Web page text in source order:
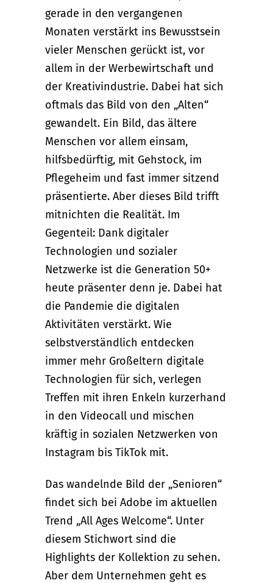
gerade in den vergangenen
Monaten verstärkt ins Bewusstsein
vieler Menschen gerückt ist, vor
allem in der Werbewirtschaft und
der Kreativindustrie. Dabei hat sich
oftmals das Bild von den „Alten“
gewandelt. Ein Bild, das ältere
Menschen vor allem einsam,
hilfsbedürftig, mit Gehstock, im
Pflegeheim und fast immer sitzend
präsentierte. Aber dieses Bild trifft
mitnichten die Realität. Im
Gegenteil: Dank digitaler
Technologien und sozialer
Netzwerke ist die Generation 50+
heute präsenter denn je. Dabei hat
die Pandemie die digitalen
Aktivitäten verstärkt. Wie
selbstverständlich entdecken
immer mehr Großeltern digitale
Technologien für sich, verlegen
Treffen mit ihren Enkeln kurzerhand
in den Videocall und mischen
kräftig in sozialen Netzwerken von
Instagram bis TikTok mit.
Das wandelnde Bild der „Senioren“
findet sich bei Adobe im aktuellen
Trend „All Ages Welcome“. Unter
diesem Stichwort sind die
Highlights der Kollektion zu sehen.
Aber dem Unternehmen geht es